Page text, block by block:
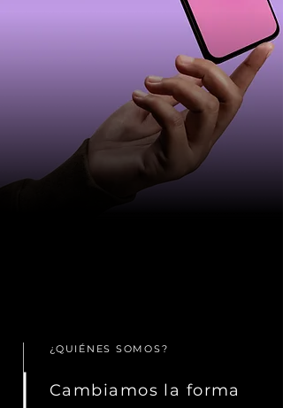
¿QUIÉNES SOMOS?
Cambiamos la forma